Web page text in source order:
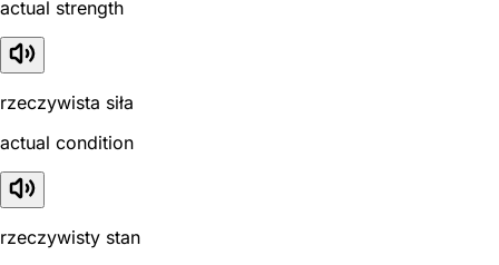
actual strength
rzeczywista siła
actual condition
rzeczywisty stan